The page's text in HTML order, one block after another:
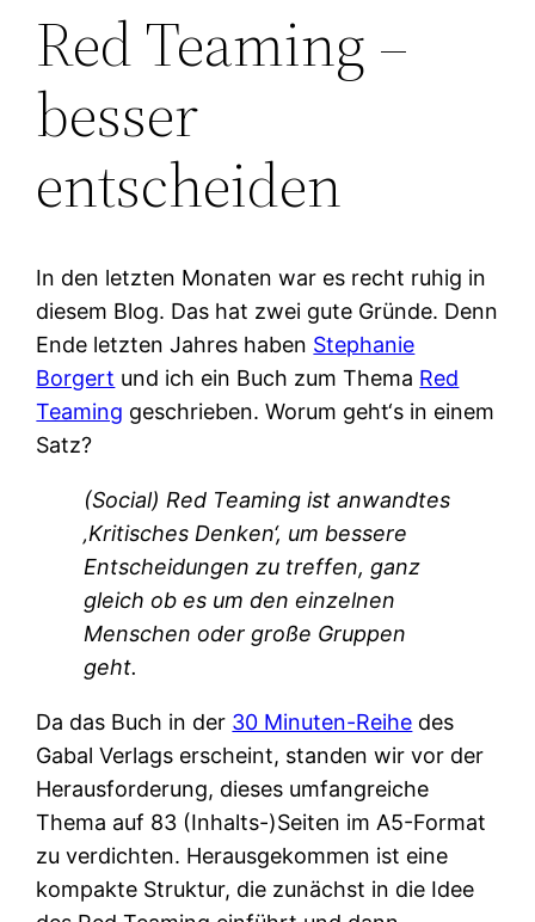
Red Teaming –
besser
entscheiden
In den letzten Monaten war es recht ruhig in
diesem Blog. Das hat zwei gute Gründe. Denn
Ende letzten Jahres haben Stephanie
Borgert und ich ein Buch zum Thema Red
Teaming geschrieben. Worum geht‘s in einem
Satz?
(Social) Red Teaming ist anwandtes
‚Kritisches Denken‘, um bessere
Entscheidungen zu treffen, ganz
gleich ob es um den einzelnen
Menschen oder große Gruppen
geht.
Da das Buch in der 30 Minuten-Reihe des
Gabal Verlags erscheint, standen wir vor der
Herausforderung, dieses umfangreiche
Thema auf 83 (Inhalts-)Seiten im A5-Format
zu verdichten. Herausgekommen ist eine
kompakte Struktur, die zunächst in die Idee